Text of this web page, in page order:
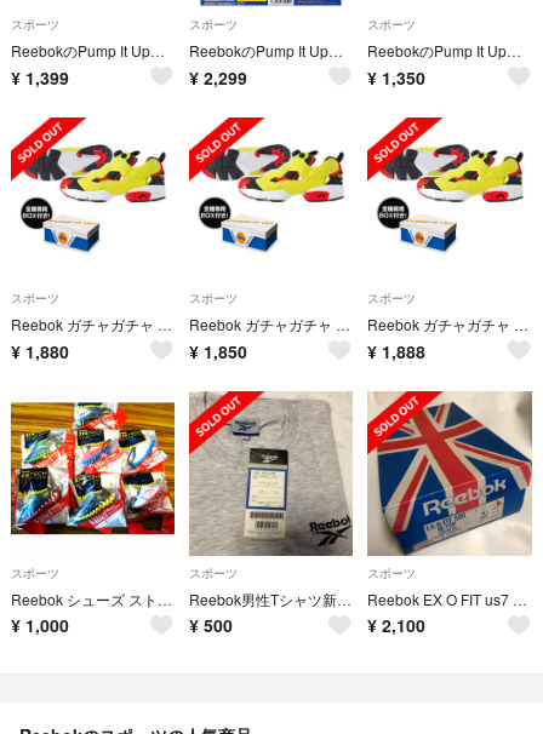
スポーツ
ReebokのPump It Upフィギュア
¥ 1,399
スポーツ
ReebokのPump It Upフィギュア
¥ 2,299
スポーツ
ReebokのPump It Upフィギュア
¥ 1,350
スポーツ
Reebok ガチャガチャ INSTAPUMP FURY シトロン
¥ 1,880
スポーツ
Reebok ガチャガチャ INSTAPUMP FURY シトロン
¥ 1,850
スポーツ
Reebok ガチャガチャ INSTAPUMP FURY シトロン
¥ 1,888
スポーツ
Reebok シューズ ストラップ 非売品 7種＋おまけ
¥ 1,000
スポーツ
Reebok男性Tシャツ新品Lサイズ
¥ 500
スポーツ
Reebok EX O FIT us7 ディスプレイ用
¥ 2,100